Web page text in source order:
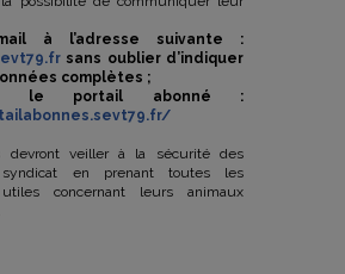
à l’adresse suivante :
sans oublier d’indiquer
complètes ;
portail abonné :
devront veiller à la sécurité des
en prenant toutes les
utiles concernant leurs animaux